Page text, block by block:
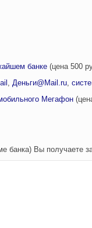
банке (цена 500
, Деньги@Mail.ru,
Мегафон
банка) Вы получаете